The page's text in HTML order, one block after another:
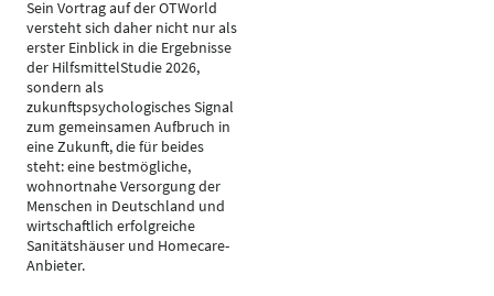
Sein Vortrag auf der OTWorld
versteht sich daher nicht nur als
erster Einblick in die Ergebnisse
der HilfsmittelStudie 2026,
sondern als
zukunftspsychologisches Signal
zum gemeinsamen Aufbruch in
eine Zukunft, die für beides
steht: eine bestmögliche,
wohnortnahe Versorgung der
Menschen in Deutschland und
wirtschaftlich erfolgreiche
Sanitätshäuser und Homecare-
Anbieter.